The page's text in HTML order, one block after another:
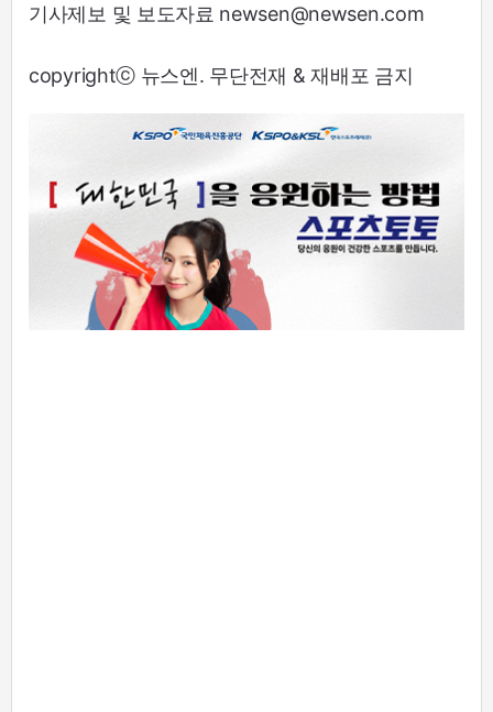
기사제보 및 보도자료 newsen@newsen.com
copyrightⓒ 뉴스엔. 무단전재 & 재배포 금지